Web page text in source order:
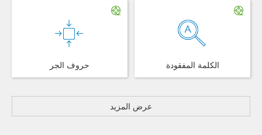
حروف الجر الكلمة المفقودة
عرض المزيد